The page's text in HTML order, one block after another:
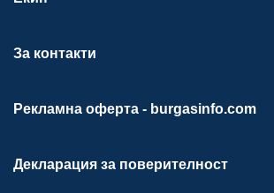
За контакти
Рекламна оферта - burgasinfo.com
Декларация за поверителност